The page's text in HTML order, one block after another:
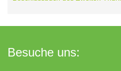
Besuche uns: